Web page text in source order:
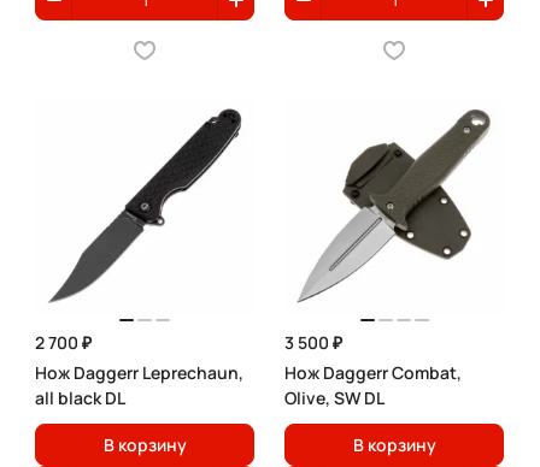
2 700 ₽
Нож Daggerr Leprechaun,
all black DL
В корзину
3 500 ₽
Нож Daggerr Combat,
Olive, SW DL
В корзину